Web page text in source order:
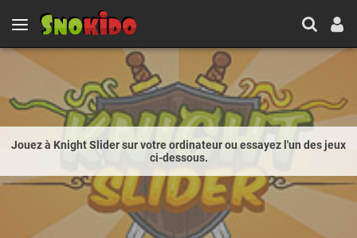
Jouez à Knight Slider sur votre ordinateur ou essayez l'un des jeux
ci-dessous.